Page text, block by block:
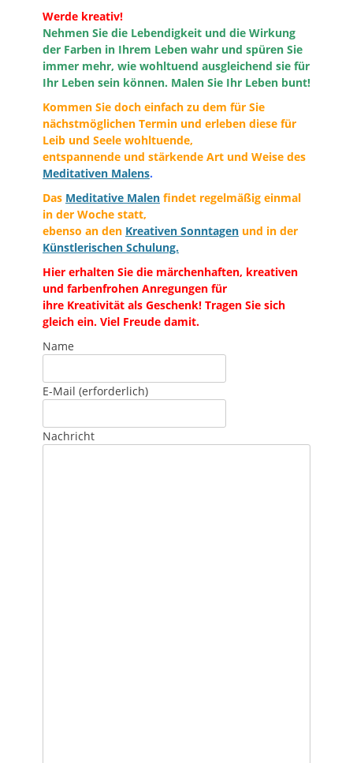
Werde kreativ!
Nehmen Sie die Lebendigkeit und die Wirkung
der Farben in Ihrem Leben wahr und spüren Sie
immer mehr, wie wohltuend ausgleichend sie für
Ihr Leben sein können. Malen Sie Ihr Leben bunt!
Kommen Sie doch einfach zu dem für Sie
nächstmöglichen Termin und erleben diese für
Leib und Seele wohltuende,
entspannende und stärkende Art und Weise des
Meditativen Malens.
Das Meditative Malen findet regelmäßig einmal
in der Woche statt,
ebenso an den Kreativen Sonntagen und in der
Künstlerischen Schulung.
Hier erhalten Sie die märchenhaften, kreativen
und farbenfrohen Anregungen für
ihre Kreativität als Geschenk! Tragen Sie sich
gleich ein. Viel Freude damit.
Name
E-Mail (erforderlich)
Nachricht